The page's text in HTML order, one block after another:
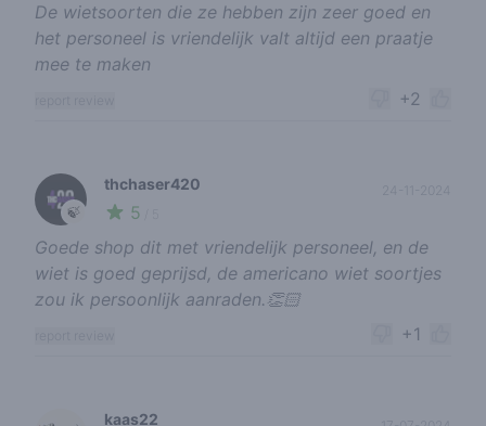
De wietsoorten die ze hebben zijn zeer goed en
het personeel is vriendelijk valt altijd een praatje
mee te maken
+2
🍃
thchaser420
5
Goede shop dit met vriendelijk personeel, en de
wiet is goed geprijsd, de americano wiet soortjes
zou ik persoonlijk aanraden.👏🏻
+1
kaas22